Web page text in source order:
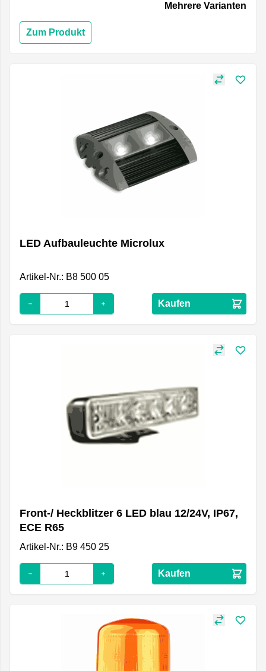
Mehrere Varianten
Zum Produkt
LED Aufbauleuchte Microlux
Artikel-Nr.: B8 500 05
Kaufen
Front-/ Heckblitzer 6 LED blau 12/24V, IP67,
ECE R65
Artikel-Nr.: B9 450 25
Kaufen